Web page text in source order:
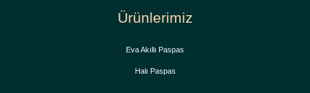
Ürünlerimiz
Eva Akıllı Paspas
Halı Paspas